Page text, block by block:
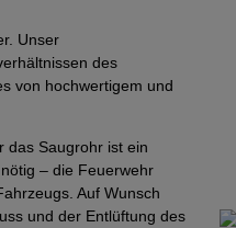
Unser
des
von hochwertigem und
das Saugrohr ist ein
– die Feuerwehr
Auf Wunsch
und der Entlüftung des